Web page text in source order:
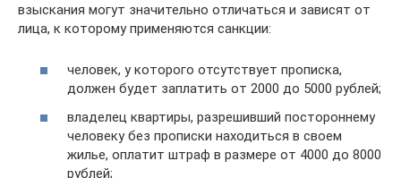
взыскания могут значительно отличаться и зависят от
лица, к которому применяются санкции:
человек, у которого отсутствует прописка,
должен будет заплатить от 2000 до 5000 рублей;
владелец квартиры, разрешивший постороннему
человеку без прописки находиться в своем
жилье, оплатит штраф в размере от 4000 до 8000
рублей;